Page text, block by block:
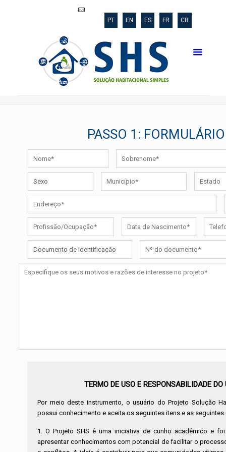
shs@poli.ufrj.br
PT EN ES FR CR
PASSO 1:
TERMO DE USO E RESPONSABILIDADE
Por meio deste instrumento, o usuário do Projeto Solução
possui conhecimento e aceita os seguintes itens e as
1. O Projeto SHS é uma iniciativa de cunho acadêmico e
apresentar conhecimentos com potencial de facilitar o